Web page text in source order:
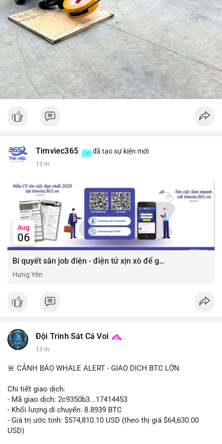
Timviec365 đã tạo sự kiện mới
13 m
Aug
06
Bí quyết săn job điện - điện tử xịn xò để gia tăng thu nhập ⚡
Hưng Yên
Đội Trinh Sát Cá Voi
13 m
🚨 CẢNH BÁO WHALE ALERT - GIAO DỊCH BTC LỚN
Chi tiết giao dịch:
- Mã giao dịch: 2c9350b3...17414453
- Khối lượng di chuyển: 8.8939 BTC
- Giá trị ước tính: $574,810.10 USD (theo thị giá $64,630.00
USD)